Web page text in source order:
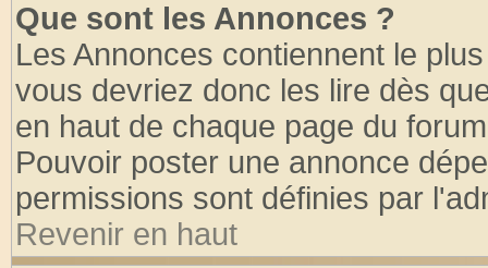
Que sont les Annonces ?
Les Annonces contiennent le
vous devriez donc les lire dès
en haut de chaque page du
Pouvoir poster une annonce
permissions sont définies par
Revenir en haut